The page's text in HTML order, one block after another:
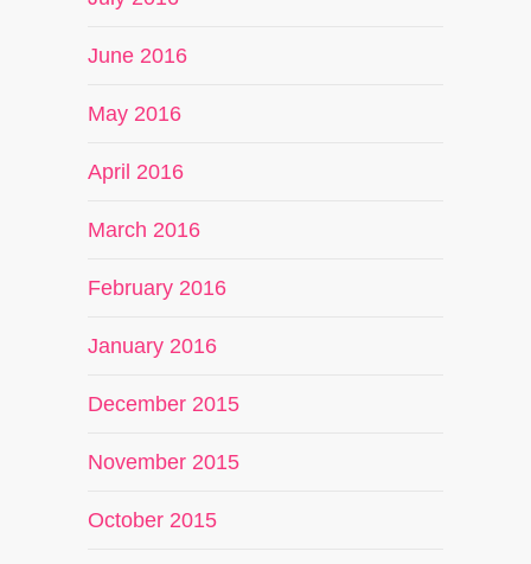
June 2016
May 2016
April 2016
March 2016
February 2016
January 2016
December 2015
November 2015
October 2015